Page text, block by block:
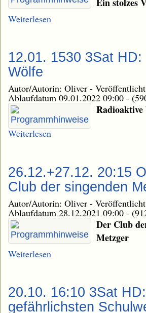
Weiterlesen
12.01. 1530 3Sat
Wölfe
Autor/Autorin: Oliver -
Ablaufdatum 09.01.2022 09:00 -
Radioaktive
Weiterlesen
26.12.+27.12. 20:15
Club der singenden
Autor/Autorin: Oliver -
Ablaufdatum 28.12.2021 09:00 -
Der Club
Metzger
Weiterlesen
20.10. 16:10 3Sat
gefährlichsten